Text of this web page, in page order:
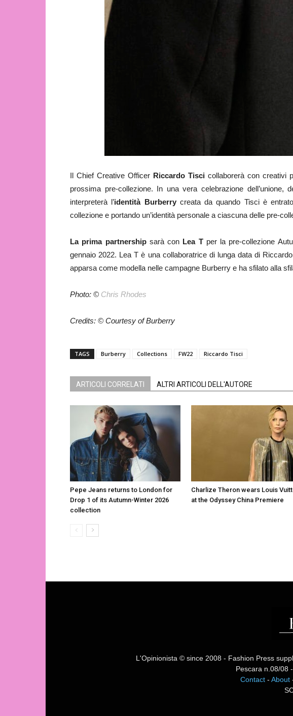
Il Chief Creative Officer Riccardo Tisci collaborerà con creativi
prossima pre-collezione. In una vera celebrazione dell’unione,
interpreterà l’identità Burberrycreata da quando Tisci è
collezione e portando un’identità personale a ciascuna delle pre-
La prima partnershipsarà con Lea Tper la pre-collezione
gennaio 2022. Lea T è una collaboratrice di lunga data di
apparsa come modella nelle campagne Burberry e ha sfilato alla
Photo: © Chris Rhodes
Credits: © Courtesy of Burberry
TAGS Burberry Collections FW22 Riccardo Tisci
ARTICOLI CORRELATI ALTRI ARTICOLI DELL'AUTORE
Pepe Jeans returns to London for
Drop 1 of its Autumn-Winter 2026
collection
Charlize Theron wears Louis
at the Odyssey China Premiere
L'Opinionista © since 2008 - Fashion Press
Pescara n.08/08
Contact- About